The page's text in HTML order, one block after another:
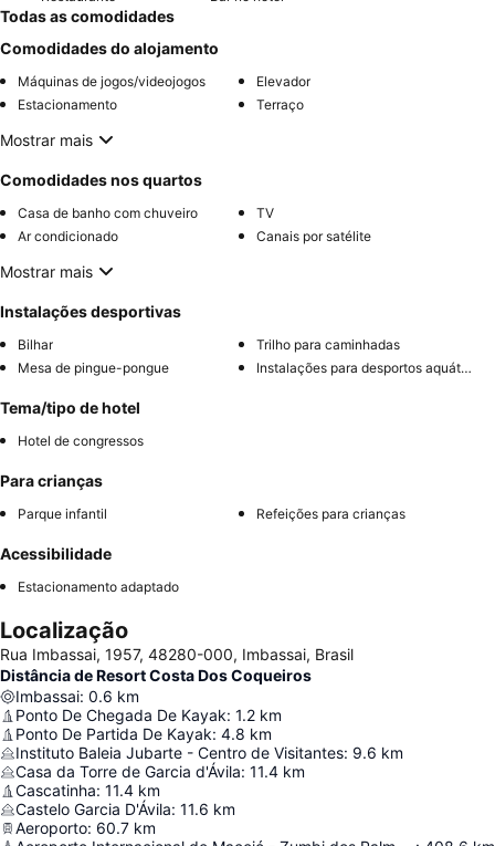
Todas as comodidades
Comodidades do alojamento
Máquinas de jogos/videojogos
Elevador
Estacionamento
Terraço
Mostrar mais
Comodidades nos quartos
Casa de banho com chuveiro
TV
Ar condicionado
Canais por satélite
Mostrar mais
Instalações desportivas
Bilhar
Trilho para caminhadas
Mesa de pingue-pongue
Instalações para desportos aquáticos
Tema/tipo de hotel
Hotel de congressos
Para crianças
Parque infantil Refeições para crianças
Acessibilidade
Estacionamento adaptado
Localização
Rua Imbassai, 1957, 48280-000, Imbassai, Brasil
Distância de Resort Costa Dos Coqueiros
Imbassai: 0.6 km
Ponto De Chegada De Kayak: 1.2 km
Ponto De Partida De Kayak: 4.8 km
Instituto Baleia Jubarte - Centro de Visitantes: 9.6 km
Casa da Torre de Garcia d'Ávila: 11.4 km
Cascatinha: 11.4 km
Castelo Garcia D'Ávila: 11.6 km
Aeroporto: 60.7 km